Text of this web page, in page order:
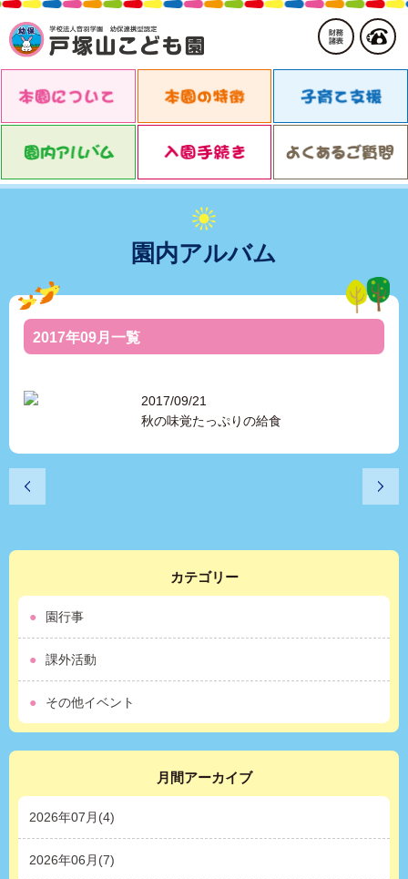
園内アルバム
2017年09月一覧
2017/09/21
秋の味覚たっぷりの給食
カテゴリー
園行事
課外活動
その他イベント
月間アーカイブ
2026年07月(4)
2026年06月(7)